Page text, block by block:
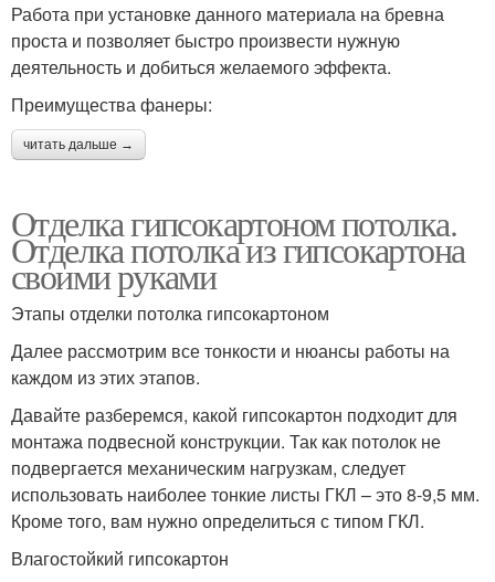
Работа при установке данного материала на бревна
проста и позволяет быстро произвести нужную
деятельность и добиться желаемого эффекта.
Преимущества фанеры:
читать дальше →
Отделка гипсокартоном потолка.
Отделка потолка из гипсокартона
своими руками
Этапы отделки потолка гипсокартоном
Далее рассмотрим все тонкости и нюансы работы на
каждом из этих этапов.
Давайте разберемся, какой гипсокартон подходит для
монтажа подвесной конструкции. Так как потолок не
подвергается механическим нагрузкам, следует
использовать наиболее тонкие листы ГКЛ – это 8-9,5 мм.
Кроме того, вам нужно определиться с типом ГКЛ.
Влагостойкий гипсокартон